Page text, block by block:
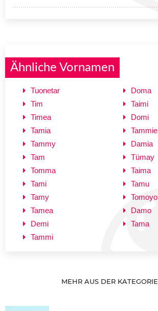
Ähnliche Vornamen
Tuonetar
Tim
Timea
Tamia
Tammy
Tam
Tomma
Tami
Tamy
Tamea
Demi
Tammi
Doma
Taimi
Domi
Tammie
Damia
Tümay
Taima
Tamu
Tomoyo
Damo
Tama
MEHR AUS DER KATEGORIE